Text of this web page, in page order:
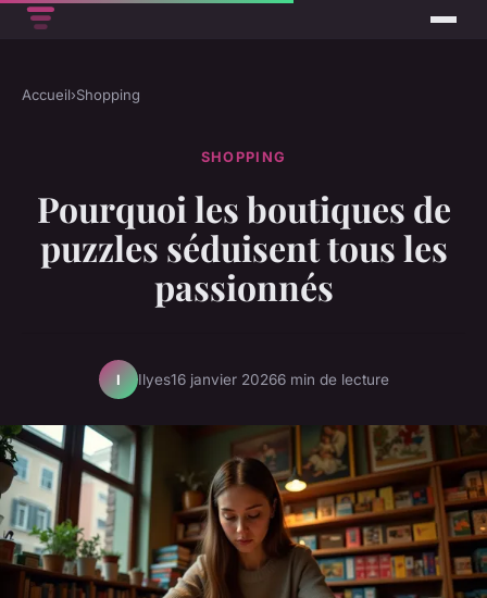
Accueil›Shopping
SHOPPING
Pourquoi les boutiques de
puzzles séduisent tous les
passionnés
I Ilyes16 janvier 20266 min de lecture